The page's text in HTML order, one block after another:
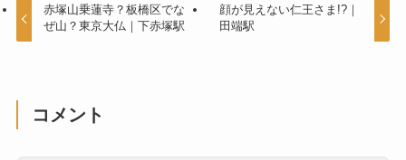
赤塚山乗蓮寺？板橋区でな
ぜ山？東京大仏｜下赤塚駅
顔が見えない仁王さま!?｜
田端駅
コメント